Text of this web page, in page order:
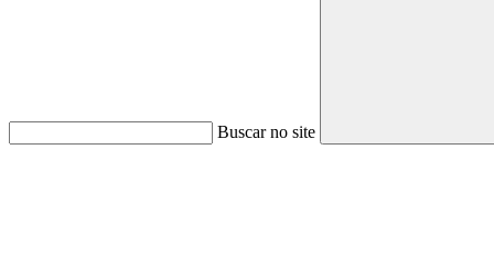
Buscar no site